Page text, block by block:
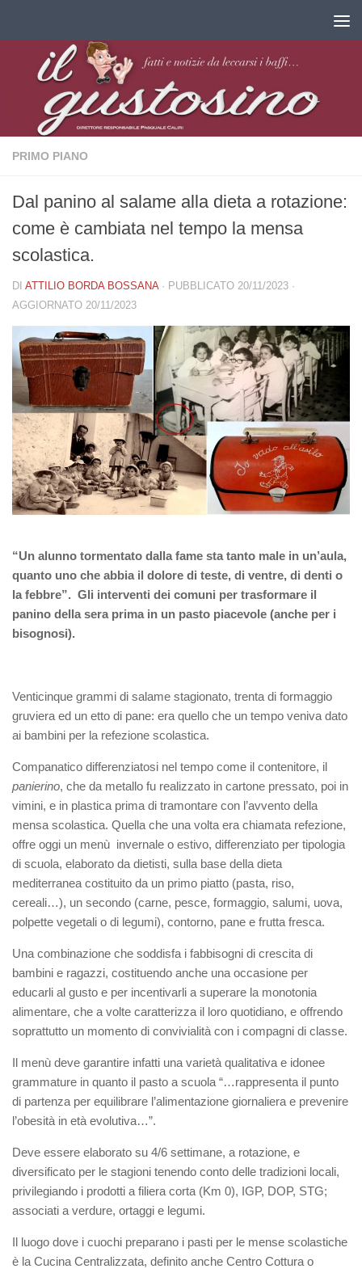
PRIMO PIANO
Dal panino al salame alla dieta a rotazione:
come è cambiata nel tempo la mensa
scolastica.
DI ATTILIO BORDA BOSSANA · PUBBLICATO 20/11/2023 ·
AGGIORNATO 20/11/2023
“Un alunno tormentato dalla fame sta tanto male in un’aula,
quanto uno che abbia il dolore di teste, di ventre, di denti o
la febbre”. Gli interventi dei comuni per trasformare il
panino della sera prima in un pasto piacevole (anche per i
bisognosi).
Venticinque grammi di salame stagionato, trenta di formaggio
gruviera ed un etto di pane: era quello che un tempo veniva dato
ai bambini per la refezione scolastica.
Companatico differenziatosi nel tempo come il contenitore, il
panierino, che da metallo fu realizzato in cartone pressato, poi in
vimini, e in plastica prima di tramontare con l’avvento della
mensa scolastica. Quella che una volta era chiamata refezione,
offre oggi un menù invernale o estivo, differenziato per tipologia
di scuola, elaborato da dietisti, sulla base della dieta
mediterranea costituito da un primo piatto (pasta, riso,
cereali…), un secondo (carne, pesce, formaggio, salumi, uova,
polpette vegetali o di legumi), contorno, pane e frutta fresca.
Una combinazione che soddisfa i fabbisogni di crescita di
bambini e ragazzi, costituendo anche una occasione per
educarli al gusto e per incentivarli a superare la monotonia
alimentare, che a volte caratterizza il loro quotidiano, e offrendo
soprattutto un momento di convivialità con i compagni di classe.
Il menù deve garantire infatti una varietà qualitativa e idonee
grammature in quanto il pasto a scuola “…rappresenta il punto
di partenza per equilibrare l’alimentazione giornaliera e prevenire
l’obesità in età evolutiva…”.
Deve essere elaborato su 4/6 settimane, a rotazione, e
diversificato per le stagioni tenendo conto delle tradizioni locali,
privilegiando i prodotti a filiera corta (Km 0), IGP, DOP, STG;
associati a verdure, ortaggi e legumi.
Il luogo dove i cuochi preparano i pasti per le mense scolastiche
è la Cucina Centralizzata, definito anche Centro Cottura o